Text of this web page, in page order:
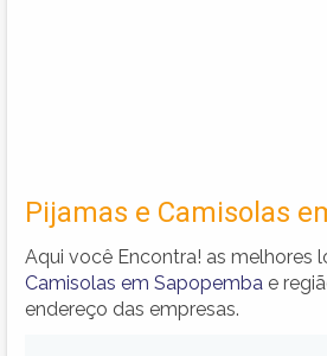
Pijamas e Camisolas
Aqui você Encontra! as melhores
Camisolas em Sapopemba e
endereço das empresas.